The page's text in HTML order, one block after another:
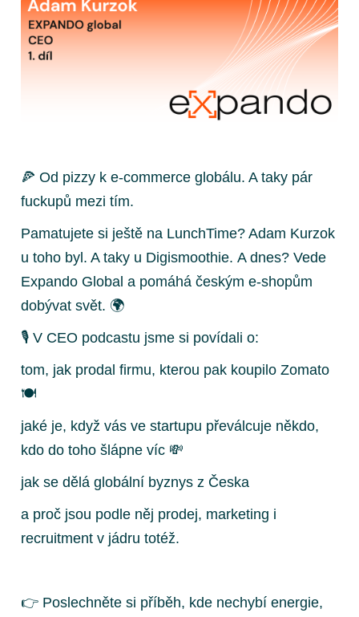
🍕 Od pizzy k e-commerce globálu. A taky pár
fuckupů mezi tím.
Pamatujete si ještě na LunchTime? Adam Kurzok
u toho byl. A taky u Digismoothie. A dnes? Vede
Expando Global a pomáhá českým e-shopům
dobývat svět. 🌍
🎙 V CEO podcastu jsme si povídali o:
tom, jak prodal firmu, kterou pak koupilo Zomato
🍽️
jaké je, když vás ve startupu převálcuje někdo,
kdo do toho šlápne víc 💸
jak se dělá globální byznys z Česka
a proč jsou podle něj prodej, marketing i
recruitment v jádru totéž.
👉 Poslechněte si příběh, kde nechybí energie,